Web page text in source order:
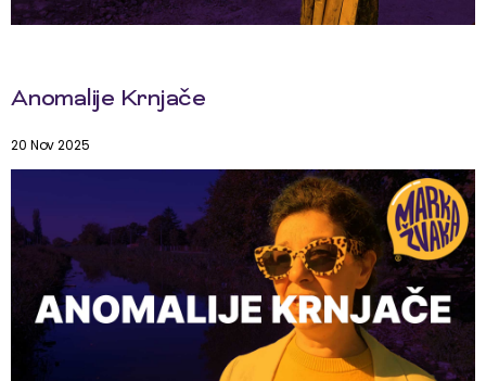
Anomalije Krnjače
20 Nov 2025